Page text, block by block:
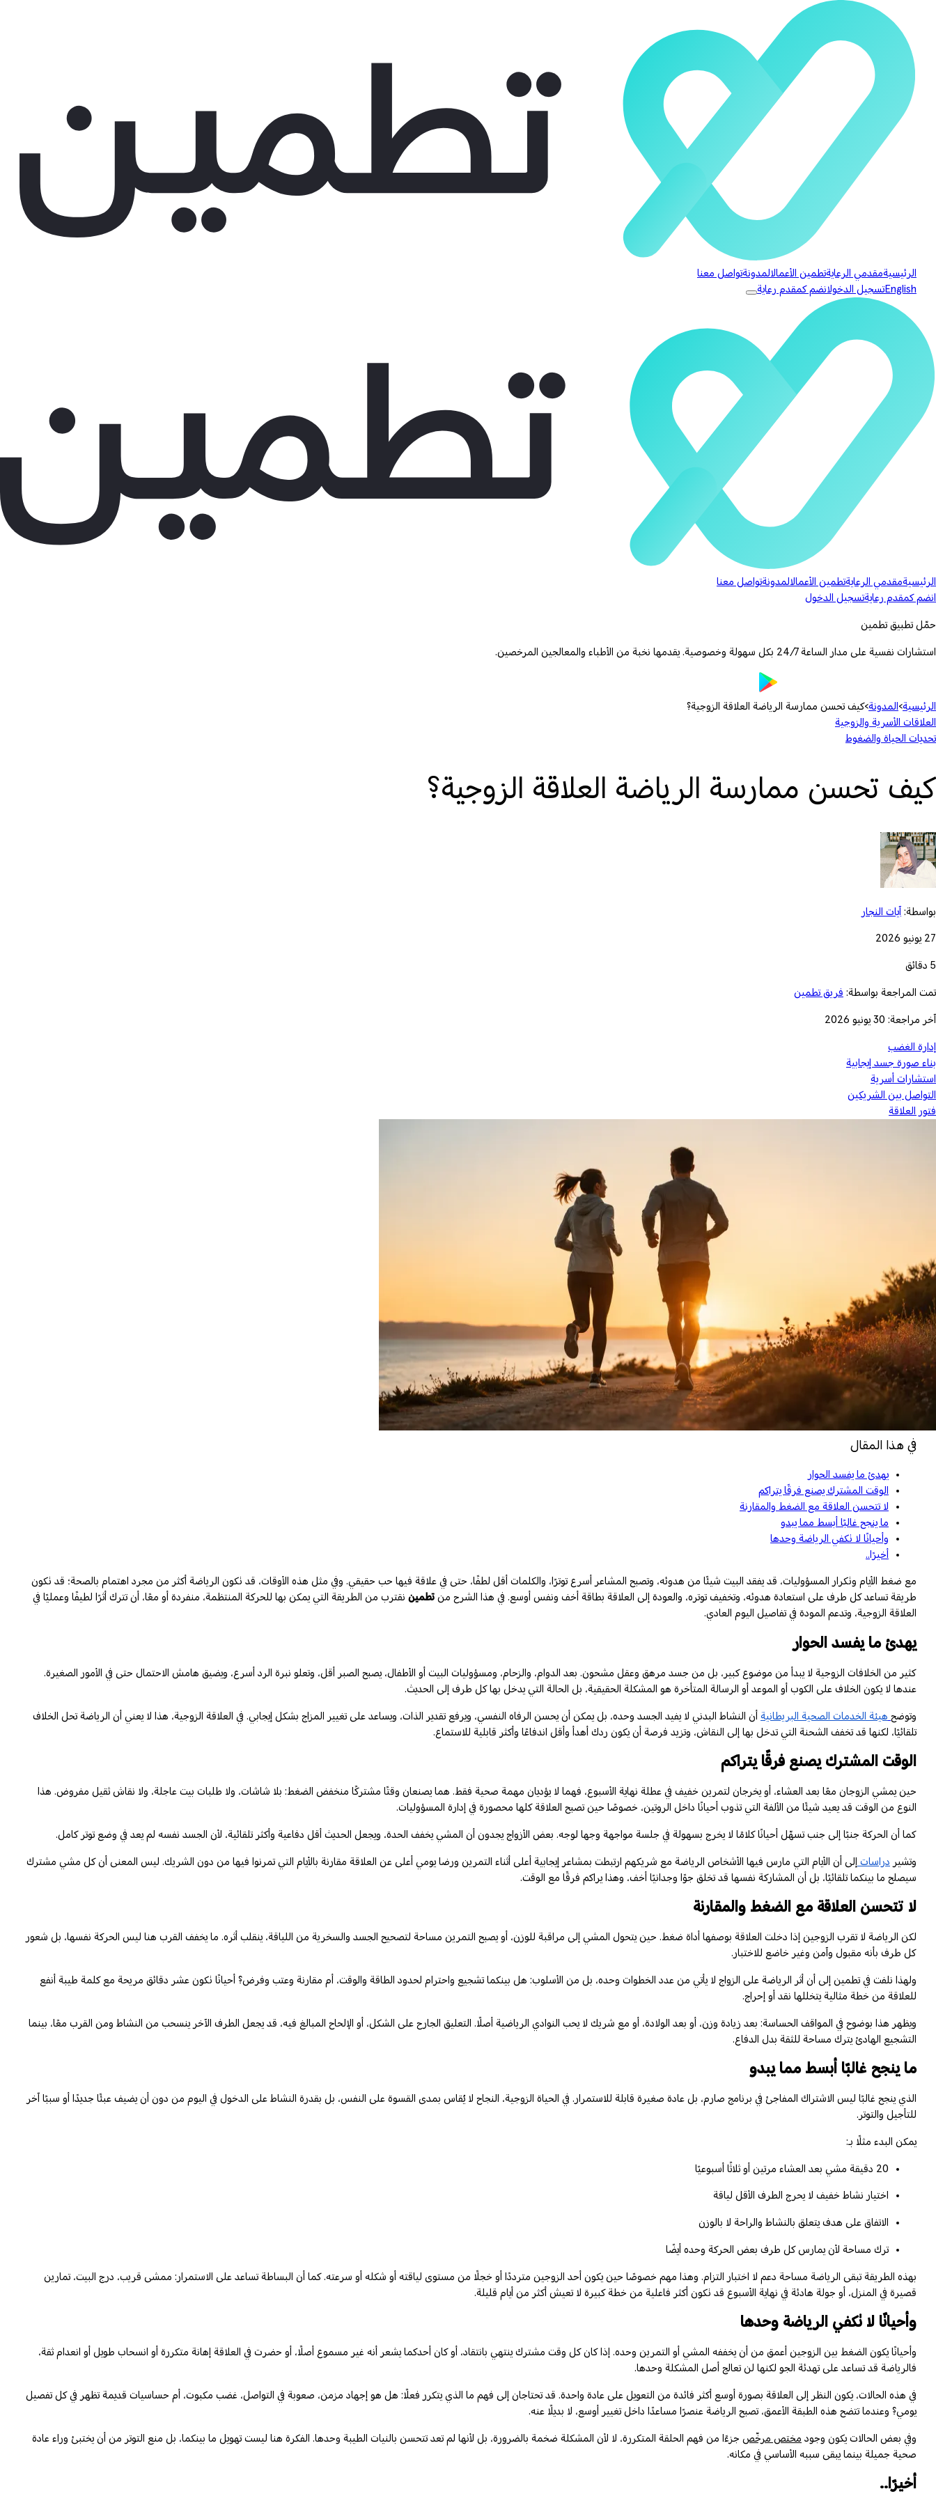
الرئيسيةمقدمي الرعايةتطمين الأعمالالمدونةتواصل معنا
English تسجيل الدخولانضم كمقدم رعاية
الرئيسيةمقدمي الرعايةتطمين الأعمالالمدونةتواصل معنا
انضم كمقدم رعايةتسجيل الدخول
حمّل تطبيق تطمين
استشارات نفسية على مدار الساعة 24/7 بكل سهولة وخصوصية. يقدمها نخبة من الأطباء والمعالجين المرخصين.
الرئيسية› المدونة›كيف تحسن ممارسة الرياضة العلاقة الزوجية؟
العلاقات الأسرية والزوجية
تحديات الحياة والضغوط
كيف تحسن ممارسة الرياضة العلاقة الزوجية؟
بواسطة: آيات النجار
27 يونيو 2026
5 دقائق
تمت المراجعة بواسطة: فريق تطمين
آخر مراجعة: 30 يونيو 2026
إدارة الغضب
بناء صورة جسد إيجابية
استشارات أسرية
التواصل بين الشريكين
فتور العلاقة
في هذا المقال
يهدئ ما يفسد الحوار
الوقت المشترك يصنع فرقًا يتراكم
لا تتحسن العلاقة مع الضغط والمقارنة
ما ينجح غالبًا أبسط مما يبدو
وأحيانًا لا تكفي الرياضة وحدها
أخيرًا..
مع ضغط الأيام وتكرار المسؤوليات، قد يفقد البيت شيئًا من هدوئه، وتصبح المشاعر أسرع توترًا، والكلمات أقل لطفًا، حتى في علاقة فيها حب حقيقي. وفي مثل هذه الأوقات، قد تكون الرياضة أكثر من مجرد اهتمام بالصحة؛ قد تكون
طريقة تساعد كل طرف على استعادة هدوئه، وتخفيف توتره، والعودة إلى العلاقة بطاقة أخف ونفس أوسع. في هذا الشرح من تطمين نقترب من الطريقة التي يمكن بها للحركة المنتظمة، منفردة أو معًا، أن تترك أثرًا لطيفًا وعمليًا في
العلاقة الزوجية، وتدعم المودة في تفاصيل اليوم العادي.
يهدئ ما يفسد الحوار
كثير من الخلافات الزوجية لا يبدأ من موضوع كبير، بل من جسد مرهق وعقل مشحون. بعد الدوام، والزحام، ومسؤوليات البيت أو الأطفال، يصبح الصبر أقل، وتعلو نبرة الرد أسرع، ويضيق هامش الاحتمال حتى في الأمور الصغيرة.
عندها لا يكون الخلاف على الكوب أو الموعد أو الرسالة المتأخرة هو المشكلة الحقيقية، بل الحالة التي يدخل بها كل طرف إلى الحديث.
وتوضح هيئة الخدمات الصحية البريطانية أن النشاط البدني لا يفيد الجسد وحده، بل يمكن أن يحسن الرفاه النفسي، ويرفع تقدير الذات، ويساعد على تغيير المزاج بشكل إيجابي. في العلاقة الزوجية، هذا لا يعني أن الرياضة تحل الخلاف
تلقائيًا، لكنها قد تخفف الشحنة التي تدخل بها إلى النقاش، وتزيد فرصة أن يكون ردك أهدأ وأقل اندفاعًا وأكثر قابلية للاستماع.
الوقت المشترك يصنع فرقًا يتراكم
حين يمشي الزوجان معًا بعد العشاء، أو يخرجان لتمرين خفيف في عطلة نهاية الأسبوع، فهما لا يؤديان مهمة صحية فقط. هما يصنعان وقتًا مشتركًا منخفض الضغط: بلا شاشات، ولا طلبات بيت عاجلة، ولا نقاش ثقيل مفروض. هذا
النوع من الوقت قد يعيد شيئًا من الألفة التي تذوب أحيانًا داخل الروتين، خصوصًا حين تصبح العلاقة كلها محصورة في إدارة المسؤوليات.
كما أن الحركة جنبًا إلى جنب تسهّل أحيانًا كلامًا لا يخرج بسهولة في جلسة مواجهة وجها لوجه. بعض الأزواج يجدون أن المشي يخفف الحدة، ويجعل الحديث أقل دفاعية وأكثر تلقائية، لأن الجسد نفسه لم يعد في وضع توتر كامل.
وتشير دراسات إلى أن الأيام التي مارس فيها الأشخاص الرياضة مع شريكهم ارتبطت بمشاعر إيجابية أعلى أثناء التمرين ورضا يومي أعلى عن العلاقة مقارنة بالأيام التي تمرنوا فيها من دون الشريك. ليس المعنى أن كل مشي مشترك
سيصلح ما بينكما تلقائيًا، بل أن المشاركة نفسها قد تخلق جوًا وجدانيًا أخف، وهذا يراكم فرقًا مع الوقت.
لا تتحسن العلاقة مع الضغط والمقارنة
لكن الرياضة لا تقرب الزوجين إذا دخلت العلاقة بوصفها أداة ضغط. حين يتحول المشي إلى مراقبة للوزن، أو يصبح التمرين مساحة لتصحيح الجسد والسخرية من اللياقة، ينقلب أثره. ما يخفف القرب هنا ليس الحركة نفسها، بل شعور
كل طرف بأنه مقبول وآمن وغير خاضع للاختبار.
ولهذا نلفت في تطمين إلى أن أثر الرياضة على الزواج لا يأتي من عدد الخطوات وحده، بل من الأسلوب: هل بينكما تشجيع واحترام لحدود الطاقة والوقت، أم مقارنة وعتب وفرض؟ أحيانًا تكون عشر دقائق مريحة مع كلمة طيبة أنفع
للعلاقة من خطة مثالية يتخللها نقد أو إحراج.
ويظهر هذا بوضوح في المواقف الحساسة: بعد زيادة وزن، أو بعد الولادة، أو مع شريك لا يحب النوادي الرياضية أصلًا. التعليق الجارح على الشكل، أو الإلحاح المبالغ فيه، قد يجعل الطرف الآخر ينسحب من النشاط ومن القرب معًا، بينما
التشجيع الهادئ يترك مساحة للثقة بدل الدفاع.
ما ينجح غالبًا أبسط مما يبدو
الذي ينجح غالبًا ليس الاشتراك المفاجئ في برنامج صارم، بل عادة صغيرة قابلة للاستمرار. في الحياة الزوجية، النجاح لا يُقاس بمدى القسوة على النفس، بل بقدرة النشاط على الدخول في اليوم من دون أن يضيف عبئًا جديدًا أو سببًا آخر
للتأجيل والتوتر.
يمكن البدء مثلًا بـ:
20 دقيقة مشي بعد العشاء مرتين أو ثلاثًا أسبوعيًا
اختيار نشاط خفيف لا يحرج الطرف الأقل لياقة
الاتفاق على هدف يتعلق بالنشاط والراحة لا بالوزن
ترك مساحة لأن يمارس كل طرف بعض الحركة وحده أيضًا
بهذه الطريقة تبقى الرياضة مساحة دعم لا اختبار التزام. وهذا مهم خصوصًا حين يكون أحد الزوجين مترددًا أو خجلًا من مستوى لياقته أو شكله أو سرعته. كما أن البساطة تساعد على الاستمرار: ممشى قريب، درج البيت، تمارين
قصيرة في المنزل، أو جولة هادئة في نهاية الأسبوع قد تكون أكثر فاعلية من خطة كبيرة لا تعيش أكثر من أيام قليلة.
وأحيانًا لا تكفي الرياضة وحدها
وأحيانًا يكون الضغط بين الزوجين أعمق من أن يخففه المشي أو التمرين وحده. إذا كان كل وقت مشترك ينتهي بانتقاد، أو كان أحدكما يشعر أنه غير مسموع أصلًا، أو حضرت في العلاقة إهانة متكررة أو انسحاب طويل أو انعدام ثقة،
فالرياضة قد تساعد على تهدئة الجو لكنها لن تعالج أصل المشكلة وحدها.
في هذه الحالات، يكون النظر إلى العلاقة بصورة أوسع أكثر فائدة من التعويل على عادة واحدة. قد تحتاجان إلى فهم ما الذي يتكرر فعلًا: هل هو إجهاد مزمن، صعوبة في التواصل، غضب مكبوت، أم حساسيات قديمة تظهر في كل تفصيل
يومي؟ وعندما تتضح هذه الطبقة الأعمق، تصبح الرياضة عنصرًا مساعدًا داخل تغيير أوسع، لا بديلًا عنه.
وفي بعض الحالات يكون وجود مختص مرخّص جزءًا من فهم الحلقة المتكررة، لا لأن المشكلة ضخمة بالضرورة، بل لأنها لم تعد تتحسن بالنيات الطيبة وحدها. الفكرة هنا ليست تهويل ما بينكما، بل منع التوتر من أن يختبئ وراء عادة
صحية جميلة بينما يبقى سببه الأساسي في مكانه.
أخيرًا..